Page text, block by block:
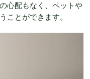
心配もなく、ペットや
ことができます。